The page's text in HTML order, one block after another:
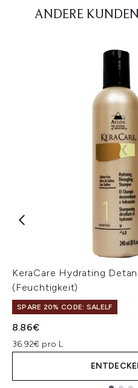
ANDERE
KeraCare Hydrating
(Feuchtigkeit)
SPARE 20% CODE: SALELF
8.86€
36.92€ pro L